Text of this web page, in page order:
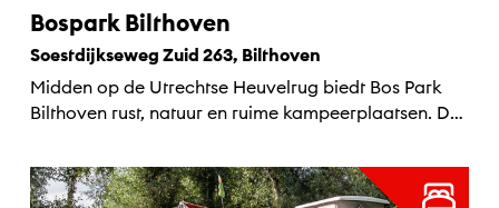
Bospark Bilthoven
Soestdijkseweg Zuid 263, Bilthoven
Midden op de Utrechtse Heuvelrug biedt Bos Park
Bilthoven rust, natuur en ruime kampeerplaatsen. De